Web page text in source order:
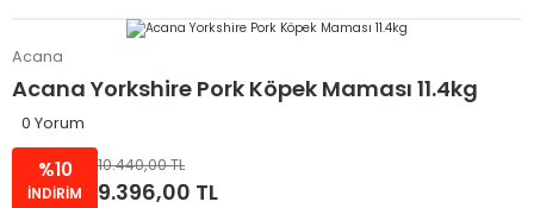
Acana
Acana Yorkshire Pork Köpek Maması 11.4kg
0 Yorum
%10
İNDİRİM
10.440,00 TL
9.396,00 TL